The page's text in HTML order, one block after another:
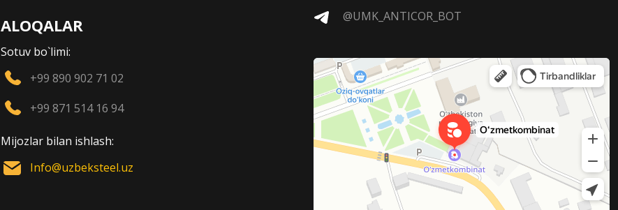
ALOQALAR
Sotuv bo`limi:
+99 890 902 71 02
+99 871 514 16 94
Mijozlar bilan ishlash:
Info@uzbeksteel.uz
@UMK_ANTICOR_BOT